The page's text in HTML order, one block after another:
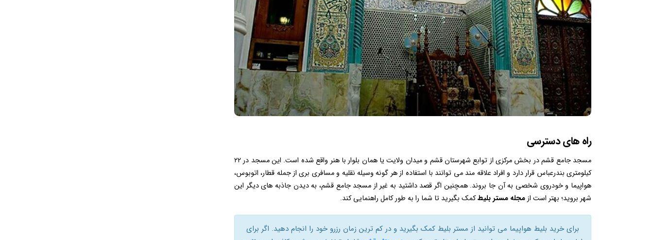
راه های دسترسی
مسجد جامع قشم در بخش مرکزی از توابع شهرستان قشم و میدان ولایت یا همان بلوار با هنر واقع شده است. این مسجد در ۲۲
کیلومتری بندرعباس قرار دارد و افراد علاقه مند می توانند با استفاده از هر گونه وسیله نقلیه و مسافری بری از جمله قطار، اتوبوس،
هواپیما و خودروی شخصی به آن جا بروند. همچنین اگر قصد داشتید به غیر از مسجد جامع قشم، به دیدن جاذبه های دیگر این
شهر بروید؛ بهتر است ازمجله مستر بلیطکمک بگیرید تا شما را به طور کامل راهنمایی کند.
برای خرید بلیط هواپیما می توانید از مستر بلیط کمک بگیرید و در کم ترین زمان رزرو خود را انجام دهید. اگر برای